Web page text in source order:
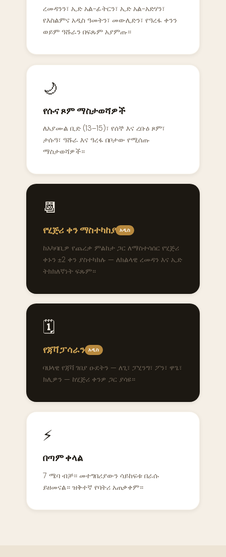
ረመዳንን፣ ኢድ አል-ፊትርን፣ ኢድ አል-አድሃን፣
የእስልምና አዲስ ዓመትን፣ መውሊድን፣ የዓረፋ ቀንን
ወይም ዓሹራን በፍጹም አያምጡ።
🌙
የሱና ጾም ማስታወሻዎች
ለአያሙል ቢድ (13–15)፣ የሰኞ እና ረቡዕ ጾም፣
ታሱዓ፣ ዓሹራ እና ዓረፋ በቦታው የሚሰጡ
ማስታወሻዎች።
📆
የሂጅሪ ቀን ማስተካከያ አዲስ
ከአካባቢዎ የጨረቃ ምልከታ ጋር ለማስተሳሰር የሂጅሪ
ቀኑን ±2 ቀን ያስተካክሉ — ለክልላዊ ረመዳን እና ኢድ
ትክክለኛነት ፍጹም።
🗓️
የጃቫ ፓሳራን አዲስ
ባህላዊ የጃቫ ገበያ ዑደትን — ለጊ፣ ፓሂንግ፣ ፖን፣ ዋጌ፣
ክሊዎን — ከሂጅሪ ቀንዎ ጋር ያሳዩ።
⚡
በጣም ቀላል
7 ሜባ ብቻ። መተግበሪያውን ሳይከፍቱ በራሱ
ይዘመናል። ዝቅተኛ የባትሪ አጠቃቀም።